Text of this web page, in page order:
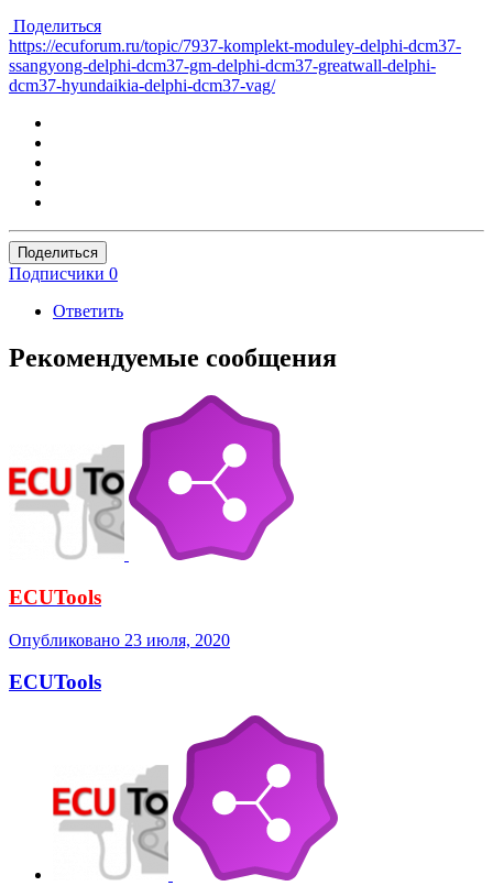
Поделиться
https://ecuforum.ru/topic/7937-komplekt-moduley-delphi-dcm37-
ssangyong-delphi-dcm37-gm-delphi-dcm37-greatwall-delphi-
dcm37-hyundaikia-delphi-dcm37-vag/
Поделиться
Подписчики 0
Ответить
Рекомендуемые сообщения
ECUTools
Опубликовано 23 июля, 2020
ECUTools